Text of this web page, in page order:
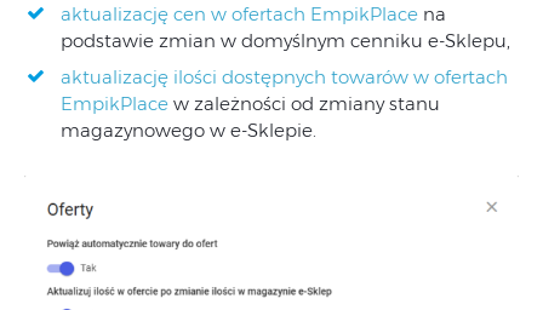
aktualizację cen w ofertach EmpikPlace na
podstawie zmian w domyślnym cenniku e-Sklepu,
aktualizację ilości dostępnych towarów w ofertach
EmpikPlace w zależności od zmiany stanu
magazynowego w e-Sklepie.